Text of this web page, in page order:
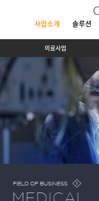
사업소개
의료사업
솔루션